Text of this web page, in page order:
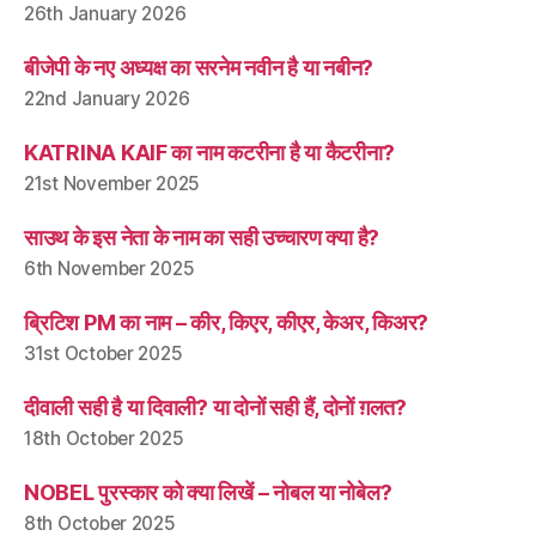
26th January 2026
बीजेपी के नए अध्यक्ष का सरनेम नवीन है या नबीन?
22nd January 2026
KATRINA KAIF का नाम कटरीना है या कैटरीना?
21st November 2025
साउथ के इस नेता के नाम का सही उच्चारण क्या है?
6th November 2025
ब्रिटिश PM का नाम – कीर, किएर, कीएर, केअर, किअर?
31st October 2025
दीवाली सही है या दिवाली? या दोनों सही हैं, दोनों ग़लत?
18th October 2025
NOBEL पुरस्कार को क्या लिखें – नोबल या नोबेल?
8th October 2025